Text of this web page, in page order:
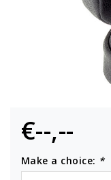
€--,--
Make a choice: *